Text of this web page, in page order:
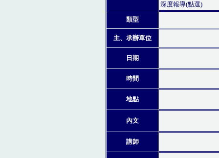
深度報導(點選)
類型
主、承辦單位
日期
時間
地點
內文
講師